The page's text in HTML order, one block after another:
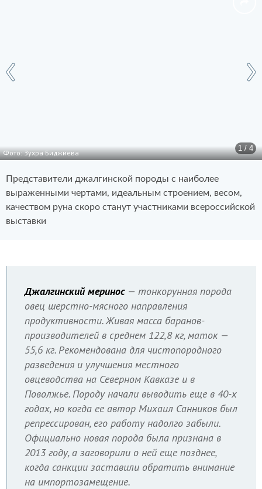
1 / 4
Фото: Зухра Биджиева
Представители джалгинской породы с наиболее
выраженными чертами, идеальным строением, весом,
качеством руна скоро станут участниками всероссийской
выставки
Джалгинский меринос — тонкорунная порода
овец шерстно-мясного направления
продуктивности. Живая масса баранов-
производителей в среднем 122,8 кг, маток —
55,6 кг. Рекомендована для чистопородного
разведения и улучшения местного
овцеводства на Северном Кавказе и в
Поволжье. Породу начали выводить еще в 40-х
годах, но когда ее автор Михаил Санников был
репрессирован, его работу надолго забыли.
Официально новая порода была признана в
2013 году, а заговорили о ней еще позднее,
когда санкции заставили обратить внимание
на импортозамещение.